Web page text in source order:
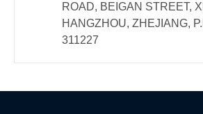
ROAD, BEIGAN STREET,
HANGZHOU, ZHEJIANG,
311227